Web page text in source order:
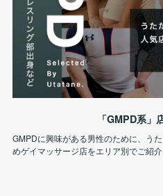
「GMPD系」
GMPDに興味がある男性のために、う
めゲイマッサージ店をエリア別でご紹介